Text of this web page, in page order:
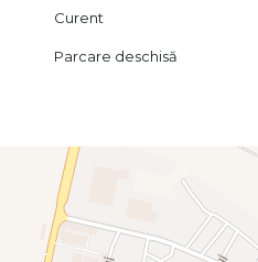
Curent
Parcare deschisă